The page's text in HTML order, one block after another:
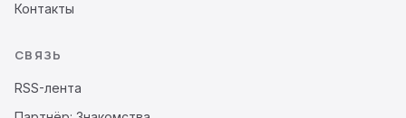
Контакты
СВЯЗЬ
RSS-лента